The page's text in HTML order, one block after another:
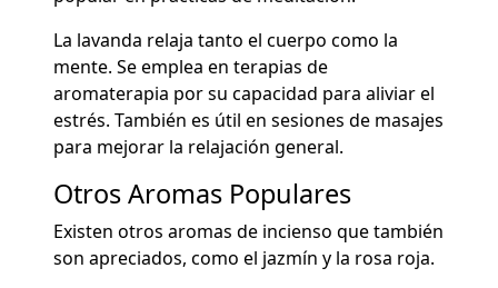
La lavanda relaja tanto el cuerpo como la
mente. Se emplea en terapias de
aromaterapia por su capacidad para aliviar el
estrés. También es útil en sesiones de masajes
para mejorar la relajación general.
Otros Aromas Populares
Existen otros aromas de incienso que también
son apreciados, como el jazmín y la rosa roja.